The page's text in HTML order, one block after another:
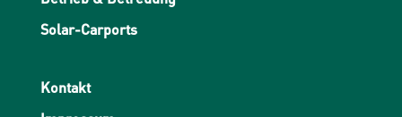
Solar-Carports
Kontakt